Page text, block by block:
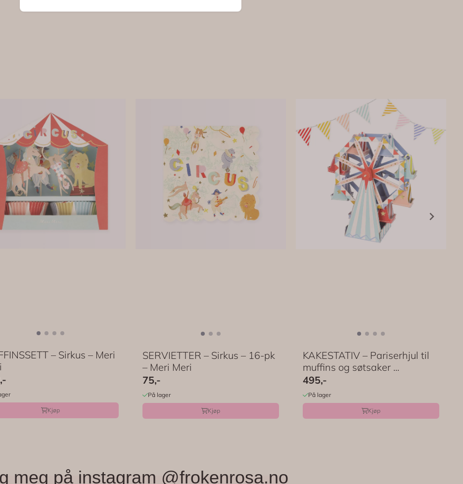
– Sirkus – Meri
Kjøp
SERVIETTER – Sirkus – 16-pk
– Meri Meri
75,-
På lager
Kjøp
KAKESTATIV – Pariserhjul til
muffins og søtsaker ...
495,-
På lager
Kjøp
meg på instagram @frokenrosa.no